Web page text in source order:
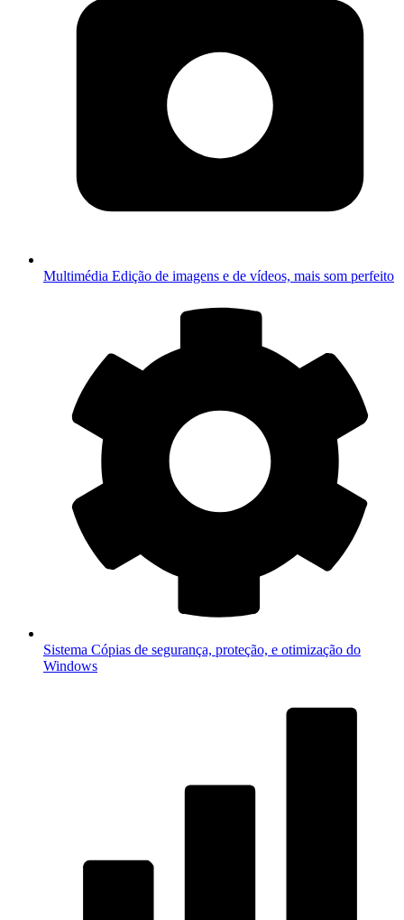
Multimédia Edição de imagens e de vídeos, mais som perfeito
Sistema Cópias de segurança, proteção, e otimização do
Windows